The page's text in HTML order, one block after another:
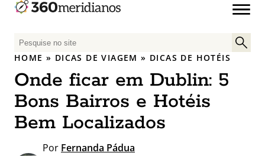
P
e
q
u
i
s
HOME » DICAS DE VIAGEM » DICAS DE HOTÉIS
Onde ficar em Dublin: 5
Bons Bairros e Hotéis
Bem Localizados
Por Fernanda Pádua